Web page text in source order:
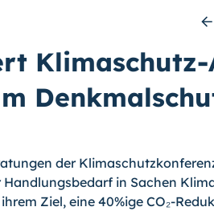
der
Handlungsbedarf in Sachen
Ziel, eine 40%ige CO₂-